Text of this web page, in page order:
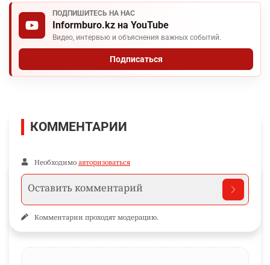
ПОДПИШИТЕСЬ НА НАС
Informburo.kz на YouTube
Видео, интервью и объяснения важных событий.
Подписаться
КОММЕНТАРИИ
Необходимо авторизоваться
Комментарии проходят модерацию.